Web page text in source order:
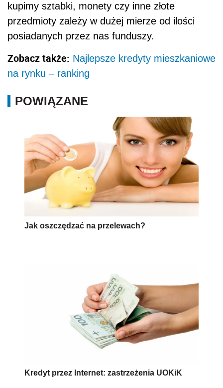
kupimy sztabki, monety czy inne złote
przedmioty zależy w dużej mierze od ilości
posiadanych przez nas funduszy.
Zobacz także: Najlepsze kredyty mieszkaniowe
na rynku – ranking
POWIĄZANE
Jak oszczędzać na przelewach?
Kredyt przez Internet: zastrzeżenia UOKiK